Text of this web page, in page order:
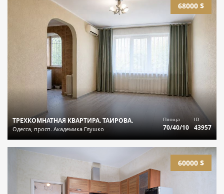
68000 $
ТРЕХКОМНАТНАЯ КВАРТИРА. ТАИРОВА.
Одесса, просп. Академика Глушко
Площа
70/40/10
ID
43957
60000 $